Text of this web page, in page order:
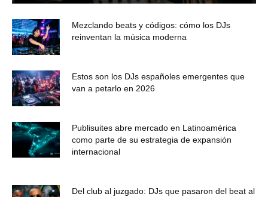
Mezclando beats y códigos: cómo los DJs
reinventan la música moderna
Estos son los DJs españoles emergentes que
van a petarlo en 2026
Publisuites abre mercado en Latinoamérica
como parte de su estrategia de expansión
internacional
Del club al juzgado: DJs que pasaron del beat al